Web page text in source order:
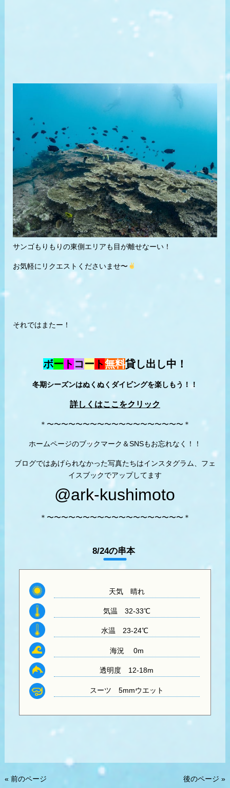
サンゴもりもりの東側エリアも目が離せなーい！
お気軽にリクエストくださいませ〜
それではまたー！
ボー ト コー ト無料貸し出し中！
冬期シーズンはぬくぬくダイビングを楽しもう！！
詳しくはここをクリック
＊〜〜〜〜〜〜〜〜〜〜〜〜〜〜〜〜〜〜〜＊
ホームページのブックマーク＆SNSもお忘れなく！！
ブログではあげられなかった写真たちはインスタグラム、フェ
イスブックでアップしてます
@ark-kushimoto
＊〜〜〜〜〜〜〜〜〜〜〜〜〜〜〜〜〜〜〜＊
8/24の串本
天気晴れ
気温 32-33℃
水温 23-24℃
海況 0m
透明度 12-18m
スーツ 5mmウエット
« 前のページ 後のページ »